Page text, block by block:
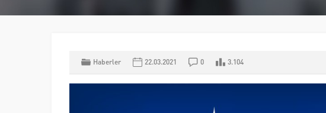
Haberler 22.03.2021 0 3.104